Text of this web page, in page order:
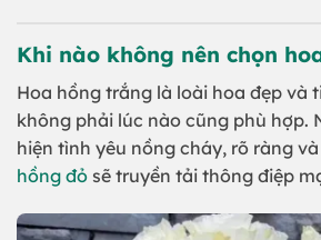
Khi nào không nên chọn
Hoa hồng trắng là loài hoa đẹp và
không phải lúc nào cũng phù hợp.
hiện tình yêu nồng cháy, rõ ràng
hồng đỏ sẽ truyền tải thông điệp